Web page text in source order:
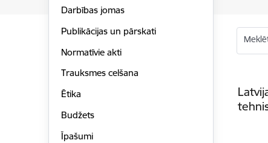
Darbības jomas
Publikācijas un pārskati
Normatīvie akti
Trauksmes celšana
Ētika
Budžets
Īpašumi